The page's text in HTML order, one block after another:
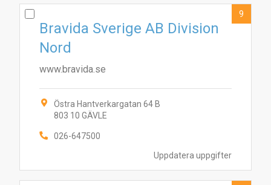
Uppdatera uppgifter
Bravida Sverige AB Division
Nord
www.bravida.se
Östra Hantverkargatan 64 B
803 10 GÄVLE
026-647500
9